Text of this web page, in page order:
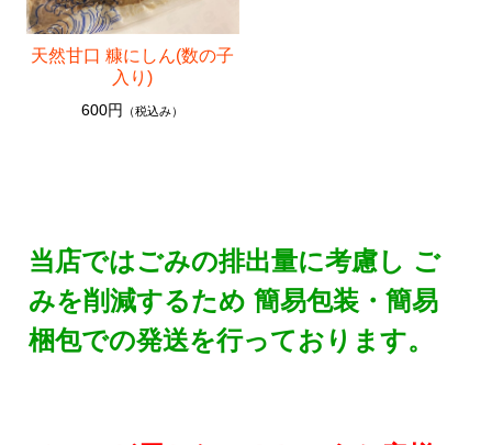
天然甘口 糠にしん(数の子
入り)
600円 （税込み）
当店ではごみの排出量に考慮し ご
みを削減するため 簡易包装・簡易
梱包での発送を行っております。